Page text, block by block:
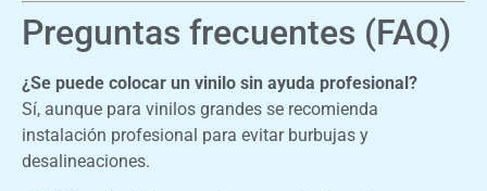
Preguntas frecuentes (FAQ)
¿Se puede colocar un vinilo sin ayuda profesional?
Sí, aunque para vinilos grandes se recomienda
instalación profesional para evitar burbujas y
desalineaciones.